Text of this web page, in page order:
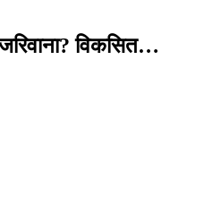
विकसित…